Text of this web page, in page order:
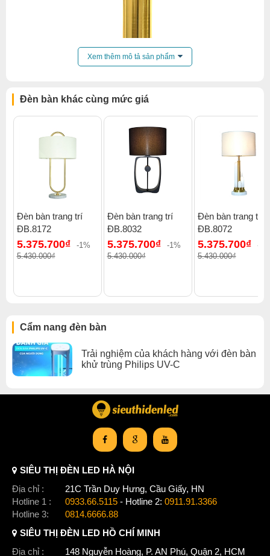
Xem thêm:Đèn bàn đèn bàn trang trí, Đèn bàn trên 500k,
Đèn bàn phòng ngủ
Đèn bàn đèn bàn gx lighting
Xem thêm mô tả sản phẩm
Đèn bàn khác cùng mức giá
Đèn bàn trang trí
ĐB.8172
5.375.700₫
-1%
5.430.000₫
Đèn bàn trang trí
ĐB.8032
5.375.700₫
-1%
5.430.000₫
Đèn bàn trang trí
ĐB.8072
5.375.700₫
-
5.430.000₫
Cẩm nang đèn bàn
Trải nghiệm của khách hàng với đèn bàn
khử trùng Philips UV-C
SIÊU THỊ ĐÈN LED HÀ NỘI
Địa chỉ :
21C Trần Duy Hưng, Cầu Giấy, HN
Hotline 1 :
0933.66.5115 - Hotline 2: 0911.91.3366
Hotline 3:
0814.6666.88
SIÊU THỊ ĐÈN LED HỒ CHÍ MINH
Địa chỉ :
148 Nguyễn Hoàng, P. AN Phú, Quận 2, HCM